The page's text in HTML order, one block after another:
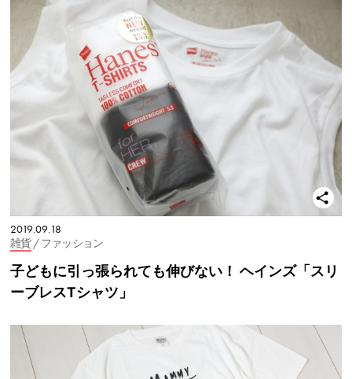
2019.09.18
雑貨/ ファッション
子どもに引っ張られても伸びない！ ヘインズ「スリ
ーブレスTシャツ」